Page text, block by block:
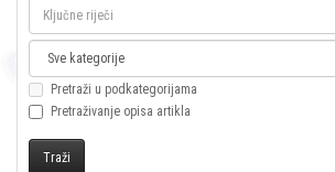
Pretraži u podkategorijama
Pretraživanje opisa artikla